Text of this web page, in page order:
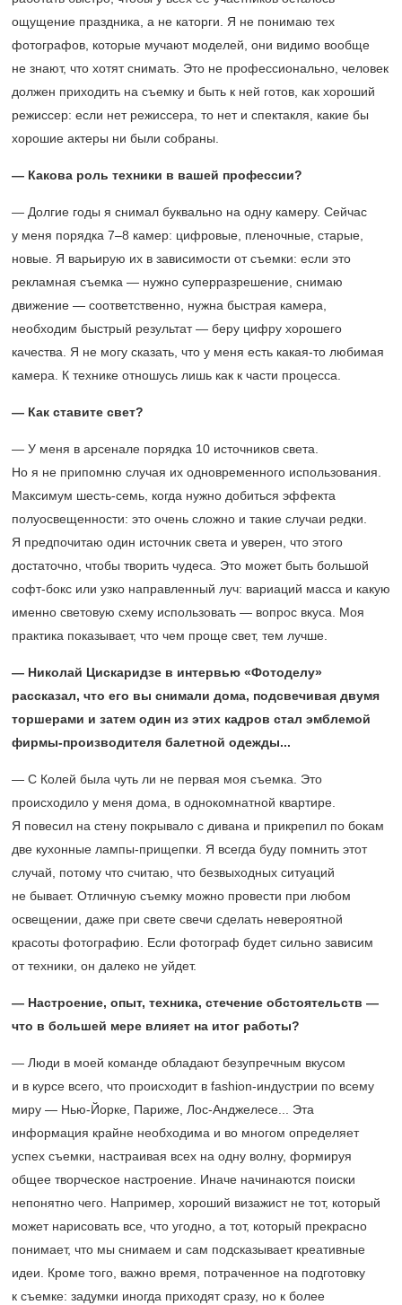
ощущение праздника, а не каторги. Я не понимаю тех
фотографов, которые мучают моделей, они видимо вообще
не знают, что хотят снимать. Это не профессионально, человек
должен приходить на съемку и быть к ней готов, как хороший
режиссер: если нет режиссера, то нет и спектакля, какие бы
хорошие актеры ни были собраны.
— Какова роль техники в вашей профессии?
— Долгие годы я снимал буквально на одну камеру. Сейчас
у меня порядка 7–8 камер: цифровые, пленочные, старые,
новые. Я варьирую их в зависимости от съемки: если это
рекламная съемка — нужно суперразрешение, снимаю
движение — соответственно, нужна быстрая камера,
необходим быстрый результат — беру цифру хорошего
качества. Я не могу сказать, что у меня есть какая-то любимая
камера. К технике отношусь лишь как к части процесса.
— Как ставите свет?
— У меня в арсенале порядка 10 источников света.
Но я не припомню случая их одновременного использования.
Максимум шесть-семь, когда нужно добиться эффекта
полуосвещенности: это очень сложно и такие случаи редки.
Я предпочитаю один источник света и уверен, что этого
достаточно, чтобы творить чудеса. Это может быть большой
софт-бокс или узко направленный луч: вариаций масса и какую
именно световую схему использовать — вопрос вкуса. Моя
практика показывает, что чем проще свет, тем лучше.
— Николай Цискаридзе в интервью «Фотоделу»
рассказал, что его вы снимали дома, подсвечивая двумя
торшерами и затем один из этих кадров стал эмблемой
фирмы-производителя балетной одежды...
— С Колей была чуть ли не первая моя съемка. Это
происходило у меня дома, в однокомнатной квартире.
Я повесил на стену покрывало с дивана и прикрепил по бокам
две кухонные лампы-прищепки. Я всегда буду помнить этот
случай, потому что считаю, что безвыходных ситуаций
не бывает. Отличную съемку можно провести при любом
освещении, даже при свете свечи сделать невероятной
красоты фотографию. Если фотограф будет сильно зависим
от техники, он далеко не уйдет.
— Настроение, опыт, техника, стечение обстоятельств —
что в большей мере влияет на итог работы?
— Люди в моей команде обладают безупречным вкусом
и в курсе всего, что происходит в fashion-индустрии по всему
миру — Нью-Йорке, Париже, Лос-Анджелесе... Эта
информация крайне необходима и во многом определяет
успех съемки, настраивая всех на одну волну, формируя
общее творческое настроение. Иначе начинаются поиски
непонятно чего. Например, хороший визажист не тот, который
может нарисовать все, что угодно, а тот, который прекрасно
понимает, что мы снимаем и сам подсказывает креативные
идеи. Кроме того, важно время, потраченное на подготовку
к съемке: задумки иногда приходят сразу, но к более